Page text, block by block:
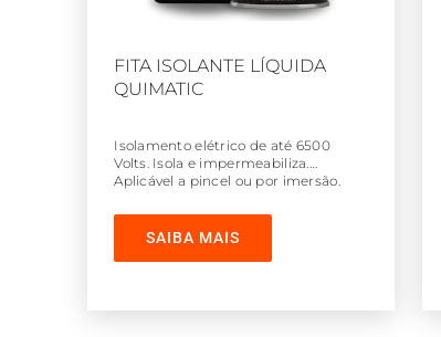
FITA ISOLANTE LÍQUIDA
QUIMATIC
Isolamento elétrico de até 6500
Volts. Isola e impermeabiliza.
Aplicável a pincel ou por imersão.
SAIBA MAIS